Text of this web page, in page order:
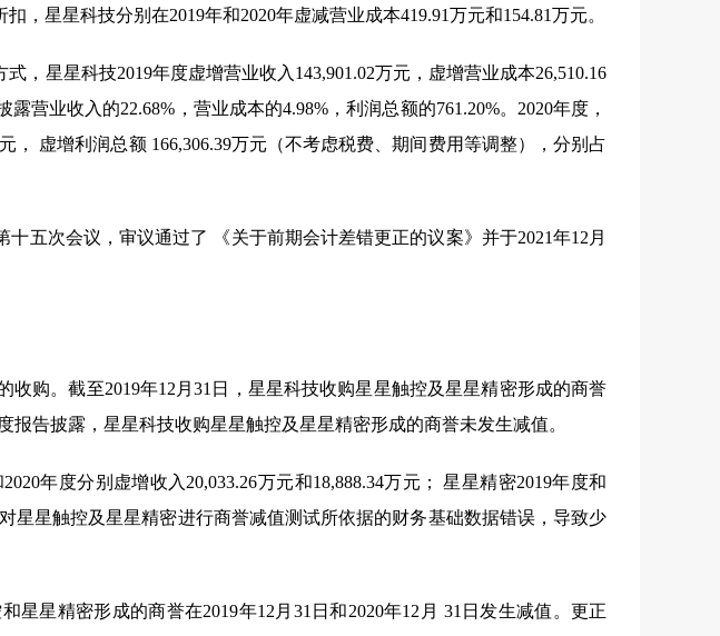
扣，星星科技分别在2019年和2020年虚减营业成本419.91万元和154.81万元。
式，星星科技2019年度虚增营业收入143,901.02万元，虚增营业成本26,510.16
露营业收入的22.68% ，营业成本的4.98% ，利润总额的761.20%。 2020年度，
， 虚增利润总额 166,306.39万元（不考虑税费、期间费用等调整），分别占
五次会议，审议通过了 《关于前期会计差错更正的议案》并于2021年12月
收购。截至2019年12月31 日，星星科技收购星星触控及星星精密形成的商誉
报告披露，星星科技收购星星触控及星星精密形成的商誉未发生减值。
2020年度分别虚增收入20,033.26万元和18,888.34万元； 星星精密2019年度和
星星触控及星星精密进行商誉减值测试所依据的财务基础数据错误，导致少
星星精密形成的商誉在2019年12月 31 日和2020年12月 31 日发生减值。更正